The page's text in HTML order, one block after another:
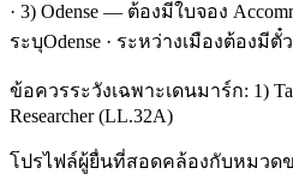
· 3) Odense — ต้องมีใบจอง
ระบุOdense · ระหว่างเมืองต้องมีตั๋
ข้อควรระวังเฉพาะเดนมาร์ก: 1)
Researcher (LL.32A)
โปรไฟล์ผู้ยื่นที่สอดคล้องกับหมวดข